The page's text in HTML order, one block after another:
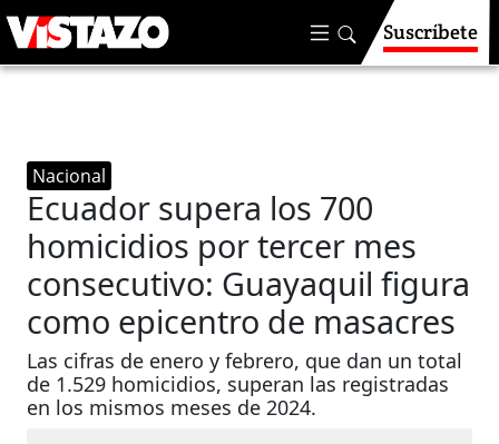
Suscríbete
Nacional
Ecuador supera los 700
homicidios por tercer mes
consecutivo: Guayaquil figura
como epicentro de masacres
Las cifras de enero y febrero, que dan un total
de 1.529 homicidios, superan las registradas
en los mismos meses de 2024.